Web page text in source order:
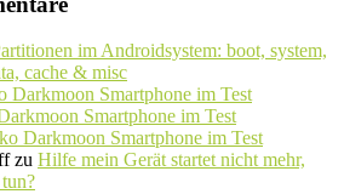
im Androidsystem: boot, system,
cache & misc
Darkmoon Smartphone im Test
Smartphone im Test
Darkmoon Smartphone im Test
zu Hilfe mein Gerät startet nicht mehr,